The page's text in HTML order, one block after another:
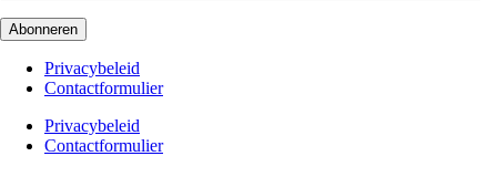
mailadres
Abonneren
Footer
menu
Privacybeleid
Contactformulier
Footer
menu
Privacybeleid
Contactformulier